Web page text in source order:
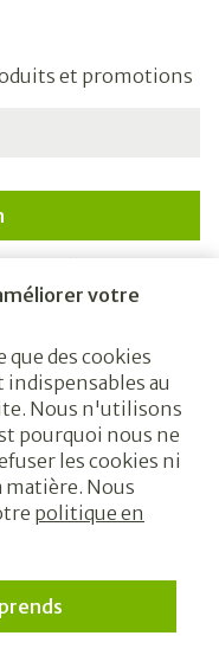
votre
des cookies
indispensables au
Nous n'utilisons
pourquoi nous ne
les cookies ni
matière. Nous
politique en
et promotions
de confidentialité